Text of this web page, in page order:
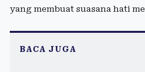
yang membuat suasana hati
BACA JUGA